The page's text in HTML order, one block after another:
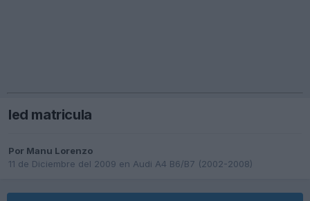
led matricula
Por Manu Lorenzo
11 de Diciembre del 2009 en Audi A4 B6/B7 (2002-2008)